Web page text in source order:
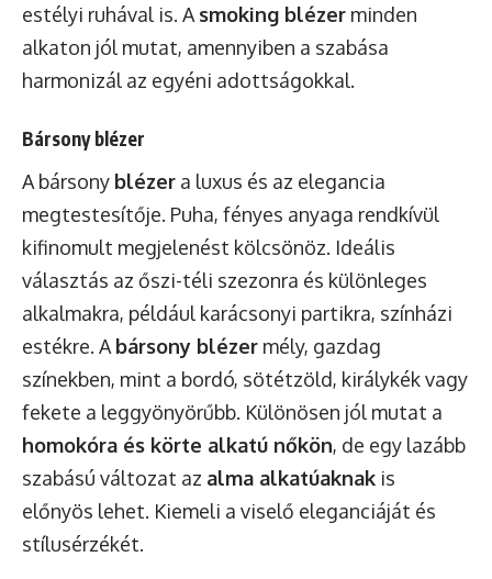
estélyi ruhával is. A smoking blézer minden
alkaton jól mutat, amennyiben a szabása
harmonizál az egyéni adottságokkal.
Bársony blézer
A bársony blézer a luxus és az elegancia
megtestesítője. Puha, fényes anyaga rendkívül
kifinomult megjelenést kölcsönöz. Ideális
választás az őszi-téli szezonra és különleges
alkalmakra, például karácsonyi partikra, színházi
estékre. A bársony blézer mély, gazdag
színekben, mint a bordó, sötétzöld, királykék vagy
fekete a leggyönyörűbb. Különösen jól mutat a
homokóra és körte alkatú nőkön, de egy lazább
szabású változat az alma alkatúaknak is
előnyös lehet. Kiemeli a viselő eleganciáját és
stílusérzékét.